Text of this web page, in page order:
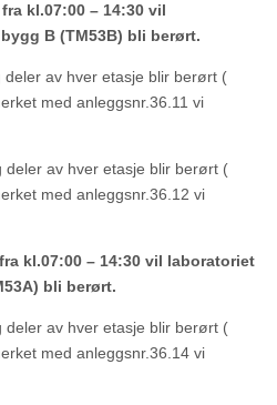
kl.07:00 – 14:30 vil
B (TM53B) bli berørt.
av hver etasje blir berørt (
med anleggsnr.36.11 vi
deler av hver etasje blir berørt (
med anleggsnr.36.12 vi
kl.07:00 – 14:30 vil laboratoriet
bli berørt.
deler av hver etasje blir berørt (
med anleggsnr.36.14 vi